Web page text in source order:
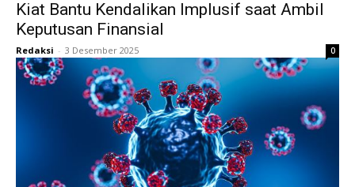
Kiat Bantu Kendalikan Implusif saat Ambil
Keputusan Finansial
Redaksi - 3 Desember 2025 0